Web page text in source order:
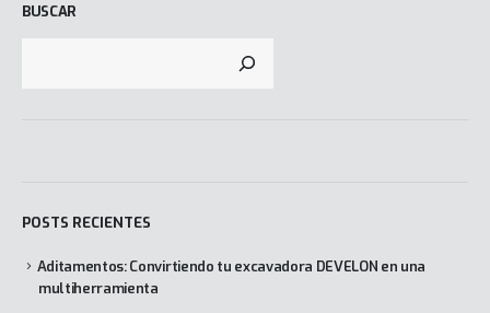
BUSCAR
POSTS RECIENTES
Aditamentos: Convirtiendo tu excavadora DEVELON en una
multiherramienta